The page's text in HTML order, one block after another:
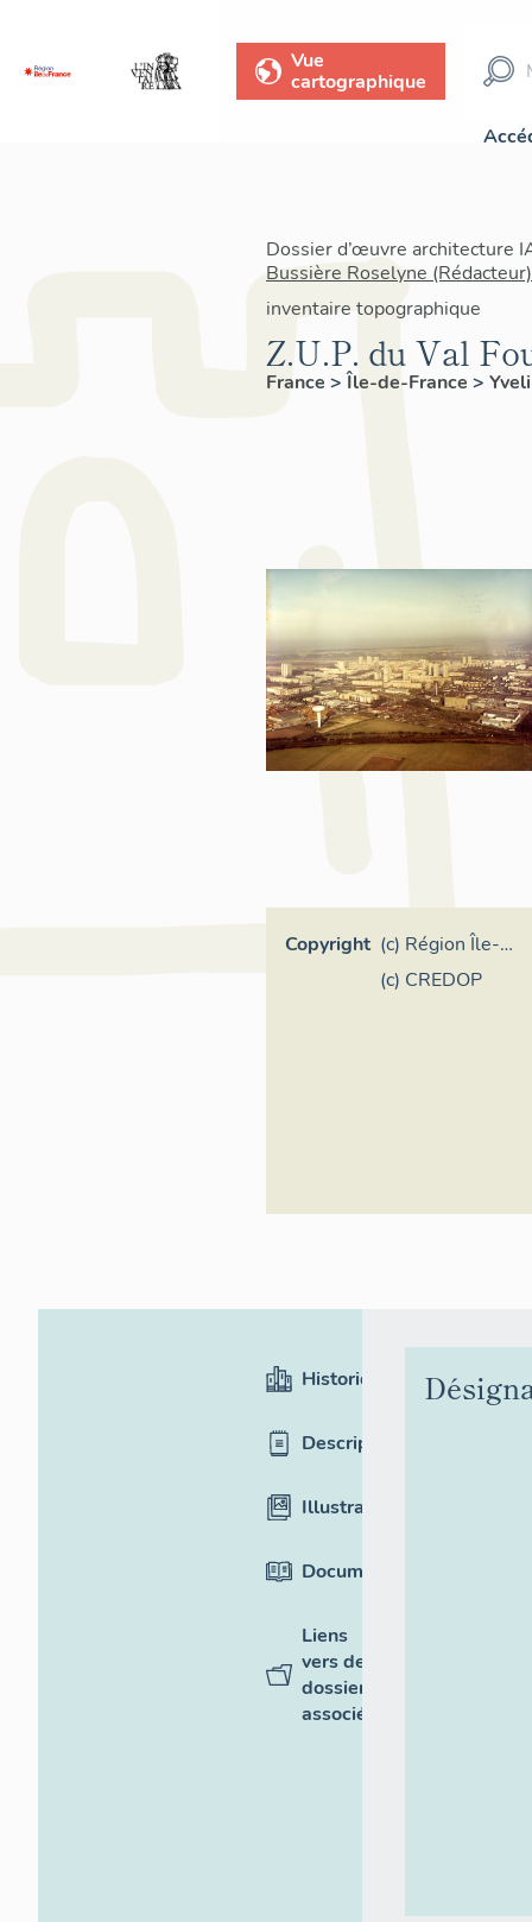
Vue
cartographique
Dossier d’œuvre architecture
Bussière Roselyne (Rédacteur)
inventaire topographique
Z.U.P. du Val
France > Île-de-France >
Copyright (c) Région Île-
de-France
(c) CREDOP
Historique
Description
Illustrations
Documentation
Liens
vers des
dossiers
associés